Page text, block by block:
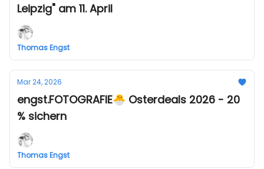
Leipzig" am 11. April
Thomas Engst
Mar 24, 2026
engst.FOTOGRAFIE🐣 Osterdeals 2026 - 20
% sichern
Thomas Engst